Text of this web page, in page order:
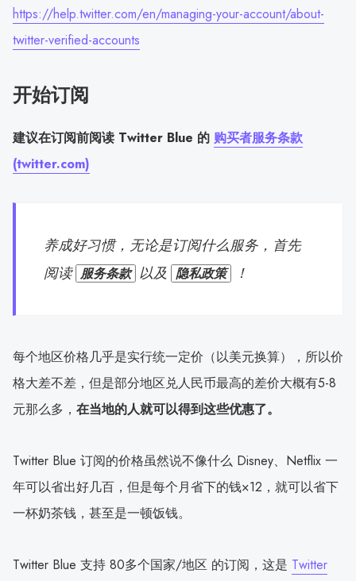
https://help.twitter.com/en/managing-your-account/about-
twitter-verified-accounts
开始订阅
建议在订阅前阅读 Twitter Blue 的 购买者服务条款
(twitter.com)
养成好习惯，无论是订阅什么服务，首先
阅读 服务条款 以及 隐私政策 ！
每个地区价格几乎是实行统一定价（以美元换算），所以价
格大差不差，但是部分地区兑人民币最高的差价大概有5-8
元那么多， 在当地的人就可以得到这些优惠了。
Twitter Blue 订阅的价格虽然说不像什么 Disney、Netflix 一
年可以省出好几百，但是每个月省下的钱×12，就可以省下
一杯奶茶钱，甚至是一顿饭钱。
Twitter Blue 支持 80多个国家/地区 的订阅，这是 Twitter